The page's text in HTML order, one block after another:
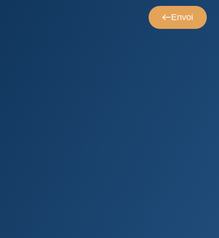
Envoi